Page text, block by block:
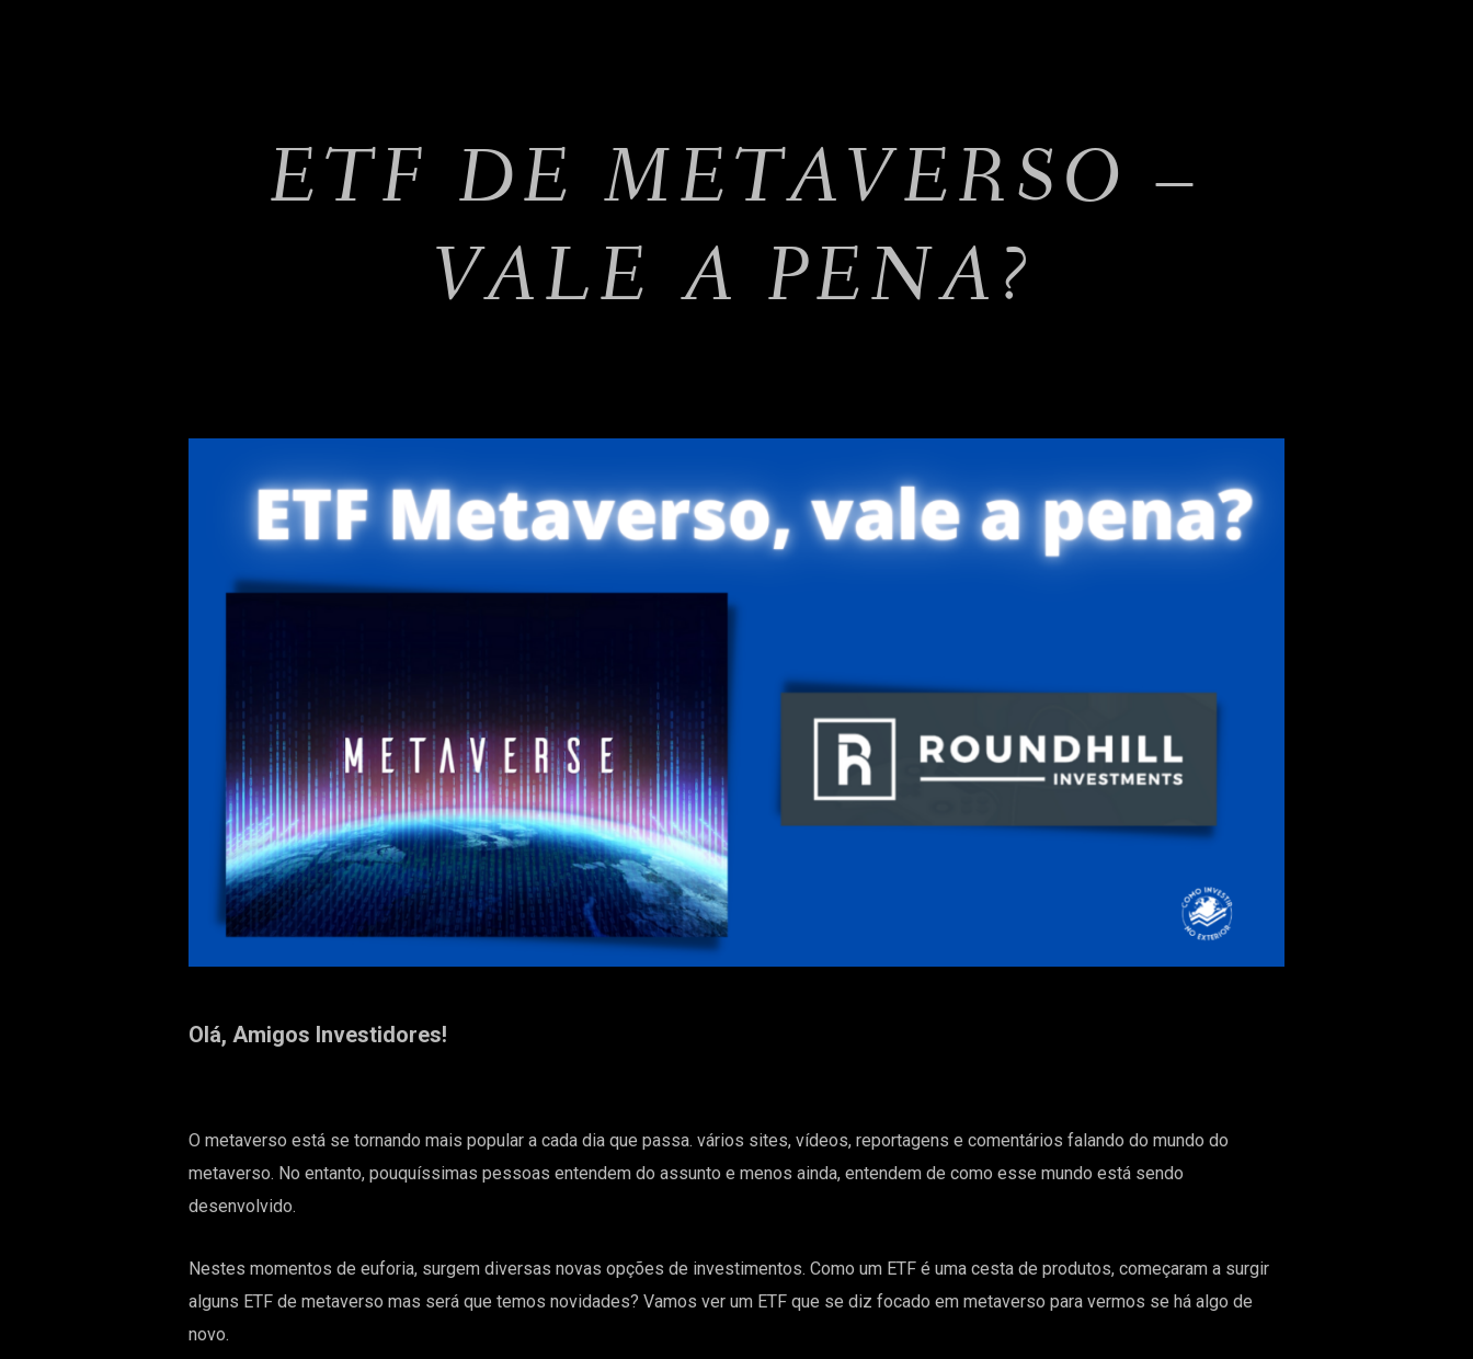
ETF DE METAVERSO –
VALE A PENA?
Olá, Amigos Investidores!
Ometaverso está se tornando mais popular a cada dia que passa. vários sites, vídeos, reportagens e comentários falando do mundo do
metaverso. No entanto, pouquíssimas pessoas entendem do assunto e menos ainda, entendem de como esse mundo está sendo
desenvolvido.
Nestes momentos de euforia, surgem diversas novas opções de investimentos. Como um ETF é uma cesta de produtos, começaram a surgir
alguns ETF de metaverso mas será que temos novidades? Vamos ver um ETF que se diz focado em metaverso para vermos se há algo de
novo.